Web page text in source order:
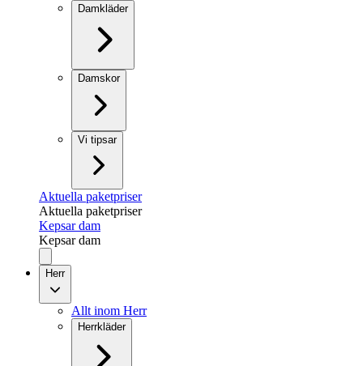
Damkläder
Damskor
Vi tipsar
Aktuella paketpriser
Aktuella paketpriser
Kepsar dam
Kepsar dam
Herr
Allt inom Herr
Herrkläder